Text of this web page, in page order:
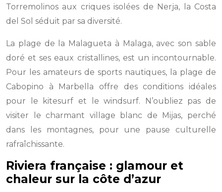
Torremolinos aux criques isolées de Nerja, la Costa
del Sol séduit par sa diversité.
La plage de la Malagueta à Malaga, avec son sable
doré et ses eaux cristallines, est un incontournable.
Pour les amateurs de sports nautiques, la plage de
Cabopino à Marbella offre des conditions idéales
pour le kitesurf et le windsurf. N’oubliez pas de
visiter le charmant village blanc de Mijas, perché
dans les montagnes, pour une pause culturelle
rafraîchissante.
Riviera française : glamour et
chaleur sur la côte d’azur